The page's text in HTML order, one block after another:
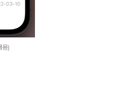
용)